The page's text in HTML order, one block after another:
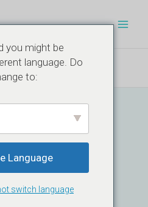
фланца - ISO 11040-4
К
Фланца
C1
you might be
language. Do
to:
Language
switch language